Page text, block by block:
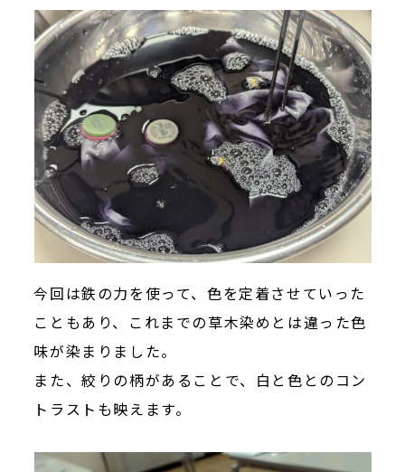
今回は鉄の力を使って、色を定着させていった
こともあり、これまでの草木染めとは違った色
味が染まりました。
また、絞りの柄があることで、白と色とのコン
トラストも映えます。